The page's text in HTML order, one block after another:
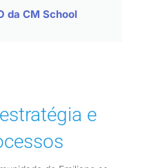
da CM School
e